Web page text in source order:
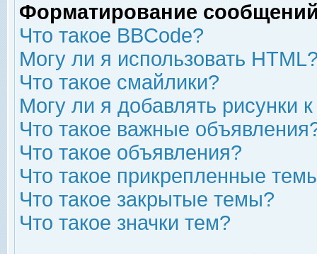
Форматирование
Что такое BBCode?
Могу ли я использовать
Что такое смайлики?
Могу ли я добавлять рисунки
Что такое важные
Что такое объявления?
Что такое прикрепленные
Что такое закрытые темы?
Что такое значки тем?